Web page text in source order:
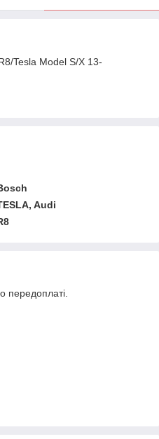
Tesla Model S/X 13-
Audi
передоплаті.